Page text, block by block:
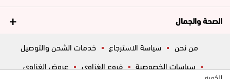
الكميه
الصحة والجمال
من نحن سياسة الاسترجاع
خدمات الشحن والتوصيل
سياسات الخصوصية
فروع الغزاوي
عروض الغزاوي